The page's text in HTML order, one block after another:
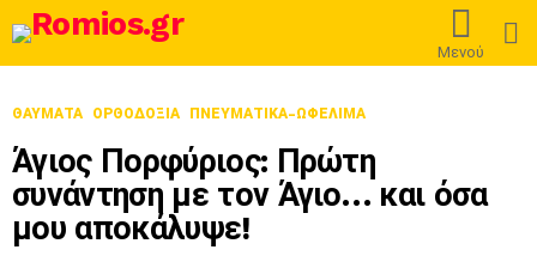
Μενού
ΘΑΎΜΑΤΑ ΟΡΘΟΔΟΞΊΑ ΠΝΕΥΜΑΤΙΚΑ-ΩΦΕΛΙΜΑ
Άγιος Πορφύριος: Πρώτη
συνάντηση με τον Άγιο… και όσα
μου αποκάλυψε!